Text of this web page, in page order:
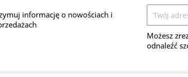
informację o nowościach i
Możesz
odnaleźć